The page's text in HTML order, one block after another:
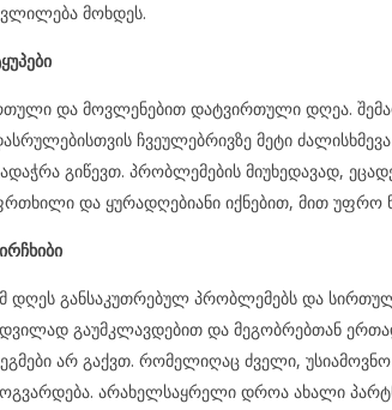
მოხდეს.
და მოვლენებით დატვირთული დღეა.
ჩვეულებრივზე მეტი
გიწევთ. პრობლემების მიუხედავად,
და ყურადღებიანი იქნებით, მით უფრო
დღეს განსაკუთრებულ პრობლემებს და
გაუმკლავდებით და მეგობრებთან
არ გაქვთ. რომელიღაც ძველი,
არახელსაყრელი დროა ახალი